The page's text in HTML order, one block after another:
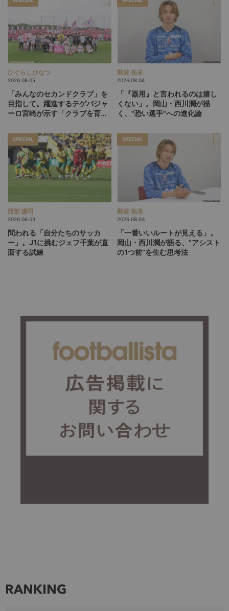
ひぐらしひなつ
2026.08.05
「みんなのセカンドクラブ」を
目指して。躍進するテゲバジャ
ーロ宮崎が示す「クラブを育て
難波 拓未
2026.08.04
「『器用』と言われるのは嬉し
くない」。岡山・西川潤が描
く、"恐い選手"への進化論
SPECIAL
西部 謙司
2026.08.03
問われる「自分たちのサッカ
ー」。J1に挑むジェフ千葉が直
面する試練
SPECIAL
難波 拓未
2026.08.03
「一番いいルートが見える」。
岡山・西川潤が語る、“アシスト
の1つ前”を生む思考法
RANKING